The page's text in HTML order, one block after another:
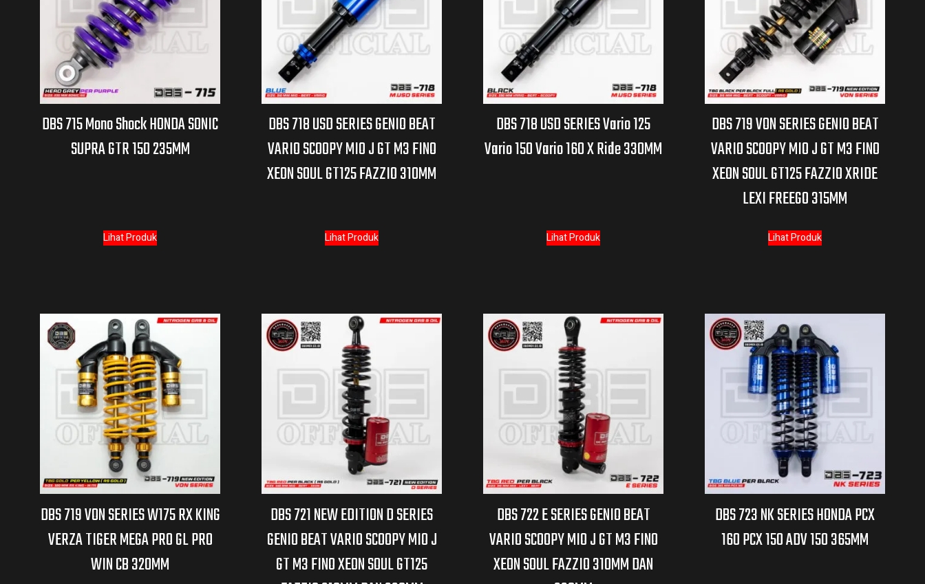
DBS 715 Mono Shock HONDA SONIC
SUPRA GTR 150 235MM
Lihat Produk
DBS 718 USD SERIES GENIO BEAT
VARIO SCOOPY MIO J GT M3 FINO
XEON SOUL GT125 FAZZIO 310MM
Lihat Produk
DBS 718 USD SERIES Vario 125
Vario 150 Vario 160 X Ride 330MM
Lihat Produk
DBS 719 VON SERIES GENIO BEAT
VARIO SCOOPY MIO J GT M3 FINO
XEON SOUL GT125 FAZZIO XRIDE
LEXI FREEGO 315MM
Lihat Produk
DBS 719 VON SERIES W175 RX KING
VERZA TIGER MEGA PRO GL PRO
WIN CB 320MM
DBS 721 NEW EDITION D SERIES
GENIO BEAT VARIO SCOOPY MIO J
GT M3 FINO XEON SOUL GT125
DBS 722 E SERIES GENIO BEAT
VARIO SCOOPY MIO J GT M3 FINO
XEON SOUL FAZZIO 310MM DAN
DBS 723 NK SERIES HONDA PCX
160 PCX 150 ADV 150 365MM